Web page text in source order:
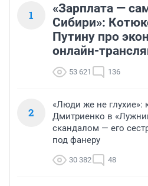
1
«Зарплата —
Сибири»:
Путину про
онлайн-
53 621 136
2
«Люди же не глухие»:
Дмитриенко в
скандалом — его
под фанеру
30 382 48